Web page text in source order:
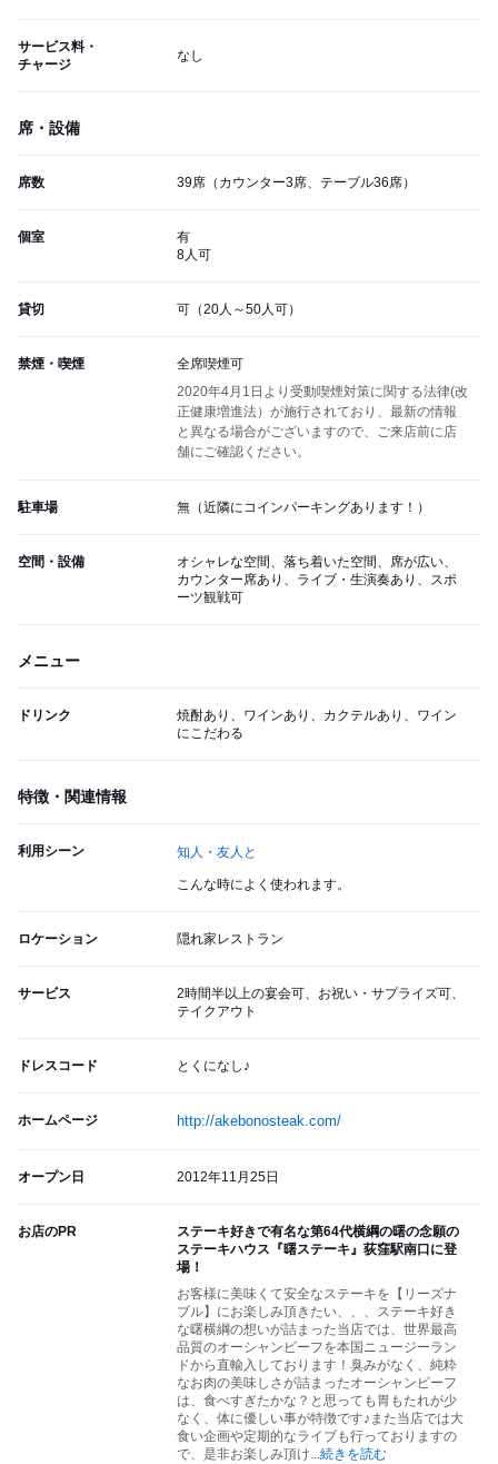
サービス料・
チャージ
なし
席・設備
席数 39席（カウンター3席、テーブル36席）
個室
有
8人可
貸切 可（20人～50人可）
禁煙・喫煙
全席喫煙可
2020年4月1日より受動喫煙対策に関する法律(改
正健康増進法）が施行されており、最新の情報
と異なる場合がございますので、ご来店前に店
舗にご確認ください。
駐車場 無（近隣にコインパーキングあります！）
空間・設備
オシャレな空間、落ち着いた空間、席が広い、
カウンター席あり、ライブ・生演奏あり、スポ
ーツ観戦可
メニュー
ドリンク
焼酎あり、ワインあり、カクテルあり、ワイン
にこだわる
特徴・関連情報
利用シーン 知人・友人と
こんな時によく使われます。
ロケーション 隠れ家レストラン
サービス
2時間半以上の宴会可、お祝い・サプライズ可、
テイクアウト
ドレスコード とくになし♪
ホームページ http://akebonosteak.com/
オープン日 2012年11月25日
お店のPR
ステーキ好きで有名な第64代横綱の曙の念願の
ステーキハウス『曙ステーキ』荻窪駅南口に登
場！
お客様に美味くて安全なステーキを【リーズナ
ブル】にお楽しみ頂きたい、、、ステーキ好き
な曙横綱の想いが詰まった当店では、世界最高
品質のオーシャンビーフを本国ニュージーラン
ドから直輸入しております！臭みがなく、純粋
なお肉の美味しさが詰まったオーシャンビーフ
は、食べすぎたかな？と思っても胃もたれが少
なく、体に優しい事が特徴です♪また当店では大
食い企画や定期的なライブも行っておりますの
で、是非お楽しみ頂け...続きを読む